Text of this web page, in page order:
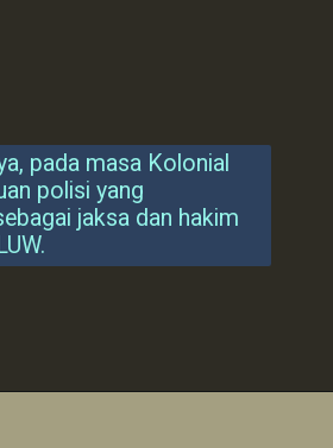
pada masa Kolonial
polisi yang
jaksa dan hakim